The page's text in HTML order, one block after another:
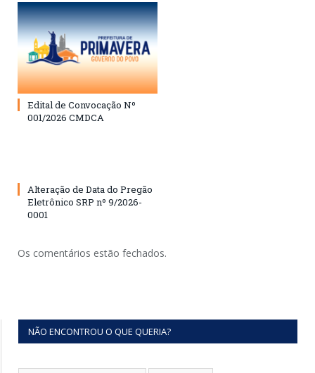
Edital de Convocação Nº
001/2026 CMDCA
Alteração de Data do Pregão
Eletrônico SRP nº 9/2026-
0001
Os comentários estão fechados.
NÃO ENCONTROU O QUE QUERIA?